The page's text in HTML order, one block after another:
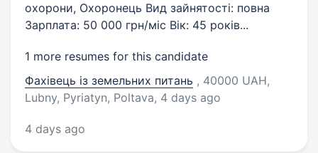
охорони, Охоронець Вид зайнятості: повна
Зарплата: 50 000 грн/міс Вік: 45 років...
1 more resumes for this candidate
Фахівець із земельних питань , 40000 UAH,
Lubny, Pyriatyn, Poltava, 4 days ago
4 days ago